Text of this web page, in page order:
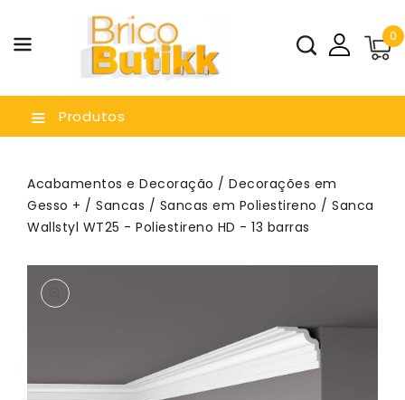
0
Produtos
Acabamentos e Decoração / Decorações em
Gesso + / Sancas / Sancas em Poliestireno / Sanca
Wallstyl WT25 - Poliestireno HD - 13 barras